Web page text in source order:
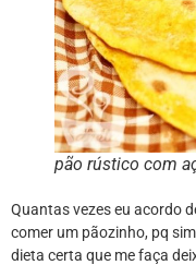
pão rústico com
Quantas vezes eu acordo
comer um pãozinho, pq
dieta certa que me faça